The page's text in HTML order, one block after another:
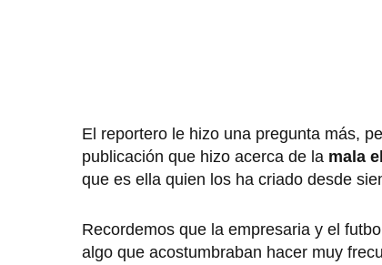
El reportero le hizo una pregunta más,
publicación que hizo acerca de la mala
que es ella quien los ha criado desde
Recordemos que la empresaria y el
algo que acostumbraban hacer muy